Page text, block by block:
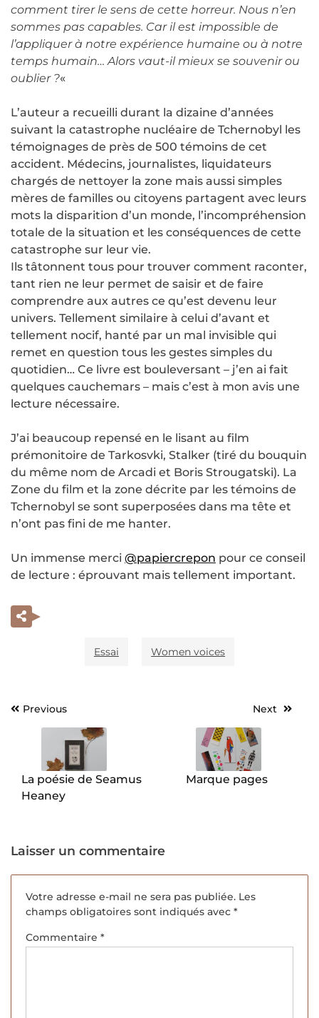
comment tirer le sens de cette horreur. Nous n’en
sommes pas capables. Car il est impossible de
l’appliquer à notre expérience humaine ou à notre
temps humain… Alors vaut-il mieux se souvenir ou
oublier ?«
L’auteur a recueilli durant la dizaine d’années
suivant la catastrophe nucléaire de Tchernobyl les
témoignages de près de 500 témoins de cet
accident. Médecins, journalistes, liquidateurs
chargés de nettoyer la zone mais aussi simples
mères de familles ou citoyens partagent avec leurs
mots la disparition d’un monde, l’incompréhension
totale de la situation et les conséquences de cette
catastrophe sur leur vie.
Ils tâtonnent tous pour trouver comment raconter,
tant rien ne leur permet de saisir et de faire
comprendre aux autres ce qu’est devenu leur
univers. Tellement similaire à celui d’avant et
tellement nocif, hanté par un mal invisible qui
remet en question tous les gestes simples du
quotidien… Ce livre est bouleversant – j’en ai fait
quelques cauchemars – mais c’est à mon avis une
lecture nécessaire.
J’ai beaucoup repensé en le lisant au film
prémonitoire de Tarkosvki, Stalker (tiré du bouquin
du même nom de Arcadi et Boris Strougatski). La
Zone du film et la zone décrite par les témoins de
Tchernobyl se sont superposées dans ma tête et
n’ont pas fini de me hanter.
Un immense merci @papiercrepon pour ce conseil
de lecture : éprouvant mais tellement important.
Essai Women voices
Navigation
l’article
Previous
La poésie de Seamus
Heaney
Next
Marque pages
Laisser un commentaire
Votre adresse e-mail ne sera pas publiée. Les
champs obligatoires sont indiqués avec *
Commentaire *